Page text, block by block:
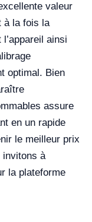
valeur
à la fois la
ainsi
optimal. Bien
assure
en un rapide
le meilleur prix
invitons à
la plateforme